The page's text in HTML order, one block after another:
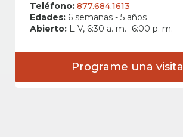
Teléfono: 877.684.1613
Edades: 6 semanas - 5 años
Abierto: L-V, 6:30 a. m.- 6:00 p. m.
Programe una visita